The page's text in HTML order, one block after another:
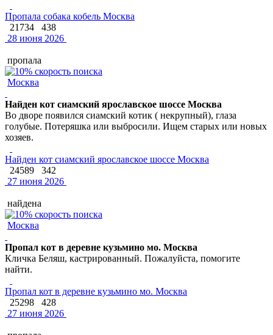
Пропала собака кобель Москва
21734
438
28 июня 2026
пропала
Москва
Найден кот сиамский ярославское шоссе Москва
Во дворе появился сиамский котик ( некрупный), глаза
голубые. Потеряшка или выбросили. Ищем старых или новых
хозяев.
Найден кот сиамский ярославское шоссе Москва
24589
342
27 июня 2026
найдена
Москва
Пропал кот в деревне кузьмино мо. Москва
Кличка Беляш, кастрированный. Пожалуйста, помогите
найти.
Пропал кот в деревне кузьмино мо. Москва
25298
428
27 июня 2026